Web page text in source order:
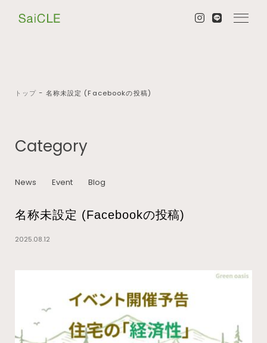
トップ − 名称未設定 (Facebookの投稿)
Category
News Event Blog
名称未設定 (Facebookの投稿)
2025.08.12